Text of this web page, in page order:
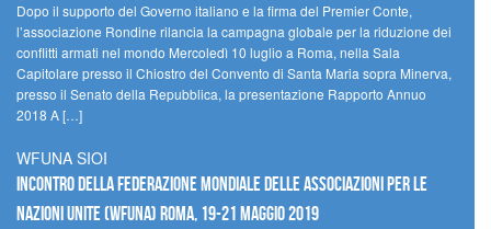
Dopo il supporto del Governo italiano e la firma del Premier Conte,
l’associazione Rondine rilancia la campagna globale per la riduzione dei
conflitti armati nel mondo Mercoledì 10 luglio a Roma, nella Sala
Capitolare presso il Chiostro del Convento di Santa Maria sopra Minerva,
presso il Senato della Repubblica, la presentazione Rapporto Annuo
2018 A […]
WFUNA SIOI
Incontro della Federazione Mondiale delle Associazioni per le
Nazioni Unite (WFUNA) Roma, 19-21 maggio 2019